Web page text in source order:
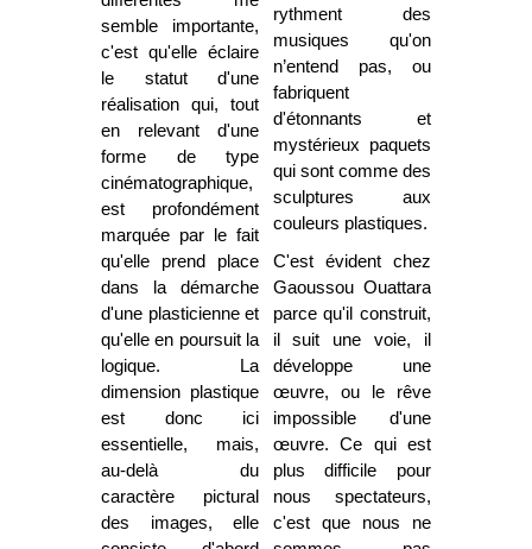
semble importante,
c'est qu'elle éclaire
le statut d'une
réalisation qui, tout
en relevant d'une
forme de type
cinématographique,
est profondément
marquée par le fait
qu'elle prend place
dans la démarche
d'une plasticienne et
qu'elle en poursuit la
logique. La
dimension plastique
est donc ici
essentielle, mais,
au-delà du
caractère pictural
des images, elle
rythment des
musiques qu'on
n’entend pas, ou
fabriquent
d'étonnants et
mystérieux paquets
qui sont comme des
sculptures aux
couleurs plastiques.
C'est évident chez
Gaoussou Ouattara
parce qu'il construit,
il suit une voie, il
développe une
œuvre, ou le rêve
impossible d'une
œuvre. Ce qui est
plus difficile pour
nous spectateurs,
c'est que nous ne